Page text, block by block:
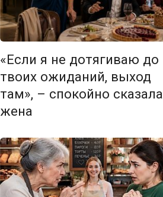
«Если я не дотягиваю до
твоих ожиданий, выход
там», – спокойно сказала
жена